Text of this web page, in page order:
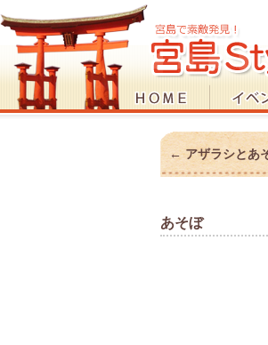
←アザラシとあ
あそぼ